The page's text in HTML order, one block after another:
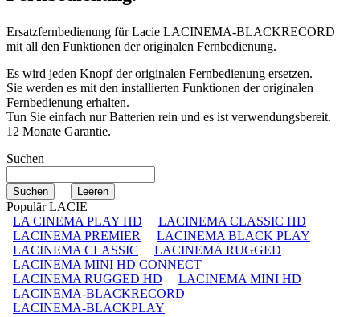
Ersatzfernbedienung fürLacie LACINEMA-BLACKRECORD
mit all den Funktionen der originalen Fernbedienung.
Es wird jeden Knopf der originalen Fernbedienung ersetzen.
Sie werden es mit den installierten Funktionen der originalen
Fernbedienung erhalten.
Tun Sie einfach nur Batterien rein und es ist verwendungsbereit.
12 Monate Garantie.
Suchen
Populär LACIE
LA CINEMA PLAY HD
LACINEMA CLASSIC HD
LACINEMA PREMIER
LACINEMA BLACK PLAY
LACINEMA CLASSIC
LACINEMA RUGGED
LACINEMA MINI HD CONNECT
LACINEMA RUGGED HD
LACINEMA MINI HD
LACINEMA-BLACKRECORD
LACINEMA-BLACKPLAY